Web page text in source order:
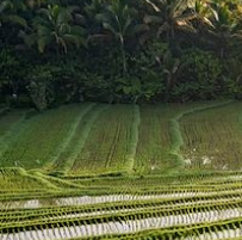
Confort
Refuge, gîte, dortoir
Supérieur